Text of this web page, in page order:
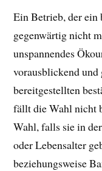
Ein Betrieb, der ein
gegenwärtig nicht
unspannendes
vorausblickend
bereitgestellten
fällt die Wahl nicht
Wahl, falls sie in
oder Lebensalter
beziehungsweise